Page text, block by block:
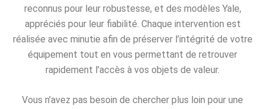
reconnus pour leur robustesse, et des modèles Yale,
appréciés pour leur fiabilité. Chaque intervention est
réalisée avec minutie afin de préserver l’intégrité de votre
équipement tout en vous permettant de retrouver
rapidement l’accès à vos objets de valeur.
Vous n’avez pas besoin de chercher plus loin pour une